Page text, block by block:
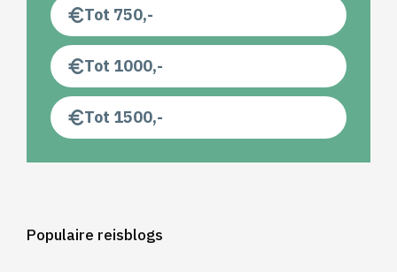
Tot 750,-
Tot 1000,-
Tot 1500,-
Populaire reisblogs